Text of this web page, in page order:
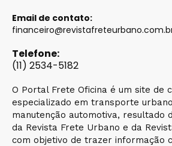
Email de contato:
Telefone:
(11) 2534-5182
O Portal Frete Oficina é um site de
especializado em transporte
manutenção automotiva, resultado
da Revista Frete Urbano e da
com objetivo de trazer informação